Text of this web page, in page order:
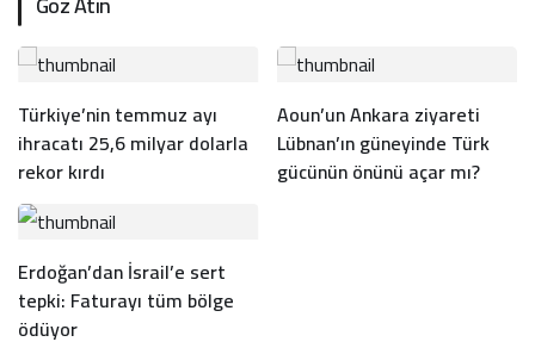
Türkiye’nin temmuz ayı
ihracatı 25,6 milyar dolarla
rekor kırdı
Aoun’un Ankara ziyareti
Lübnan’ın güneyinde Türk
gücünün önünü açar mı?
Erdoğan’dan İsrail’e sert
tepki: Faturayı tüm bölge
ödüyor